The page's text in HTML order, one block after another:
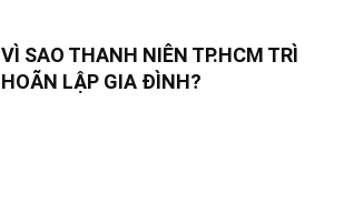
VÌ SAO THANH NIÊN TP.HCM TRÌ
HOÃN LẬP GIA ĐÌNH?